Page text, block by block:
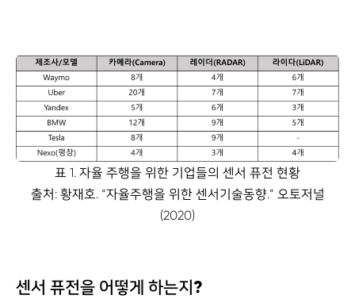
표 1. 자율 주행을 위한 기업들의 센서 퓨전 현황
출처: 황재호. “자율주행을 위한 센서기술동향.” 오토저널
(2020)
센서 퓨전을 어떻게 하는지?